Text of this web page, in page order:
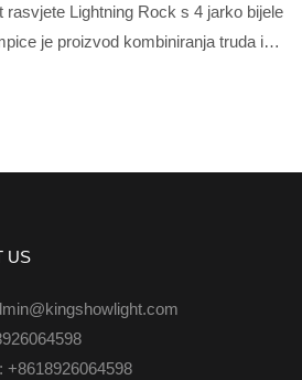
rasvjete Lightning Rock s 4 jarko bijele
je proizvod kombiniranja truda i
institucija. Njegove
u pružanju pogodnosti.
US
+8618926064598